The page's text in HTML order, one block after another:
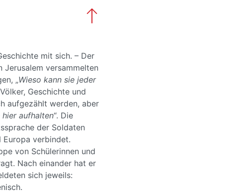
mit sich. – Der
versammelten
„Wieso kann sie jeder
Geschichte und
aufgezählt werden, aber
hier aufhalten“. Die
der Soldaten
Europa verbindet.
von Schülerinnen und
Nach einander hat er
sich jeweils: